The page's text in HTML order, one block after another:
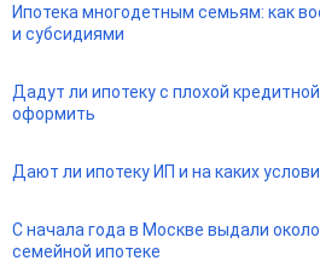
Ипотека многодетным семьям: как
и субсидиями
Дадут ли ипотеку с плохой
оформить
Дают ли ипотеку ИП и на каких
С начала года в Москве выдали
семейной ипотеке